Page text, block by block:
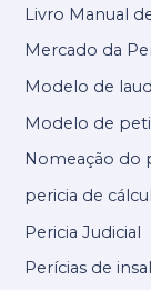
Livro Manual
Mercado da
Modelo de
Modelo de
Nomeação do
pericia de
Pericia Judicial
Perícias de